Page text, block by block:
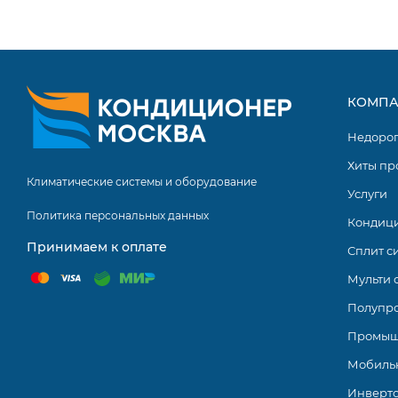
Пульт управления с подсветкой и функций «Follow Me»
Wi-Fi модуль с приложением «Hommyn» в комплекте
5 скоростей вентилятора внутреннего блока
24 часовой таймер и функция Restart
Настенные кондиционеры серии Eco Smart DC
Климатические системы и оборудование
Политика персональных данных
Принимаем к оплате
Хиты
Услуги
Сплит
Мульти